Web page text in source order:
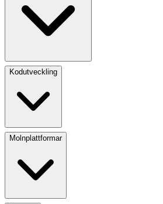
Kodutveckling
Molnplattformar